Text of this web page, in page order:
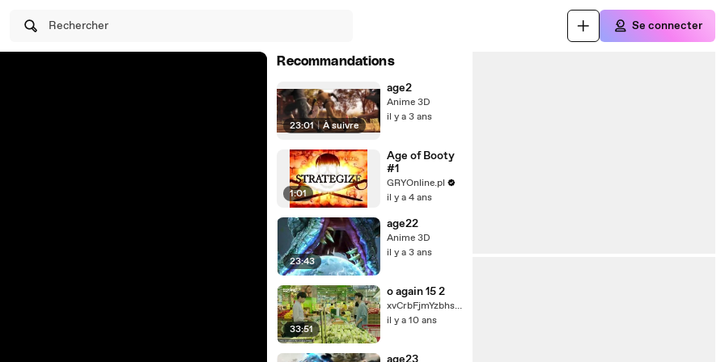
Rechercher Se connecter
Recommandations
23:01 | À suivre
age2
Anime 3D
il y a 3 ans
1:01
Age of Booty
#1
GRYOnline.pl
il y a 4 ans
23:43
age22
Anime 3D
il y a 3 ans
33:51
o again 15 2
xvCrbFjmYzbhsohy2
il y a 10 ans